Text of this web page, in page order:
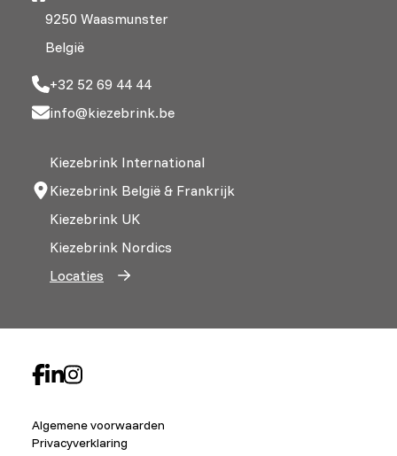
9250 Waasmunster
België
+32 52 69 44 44
info@kiezebrink.be
Kiezebrink International
Kiezebrink België & Frankrijk
Kiezebrink UK
Kiezebrink Nordics
Locaties
Algemene voorwaarden
Privacyverklaring